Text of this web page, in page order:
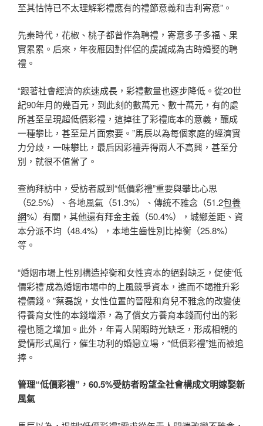
至其怙恃已不太理解彩禮應有的禮節意義和吉利寄意”。
先秦時代，花椒、桃子都曾作為聘禮，寄意多子多福、果
實累累。后來，年夜雁因對伴侶的虔誠成為古時婚娶的聘
禮。
“跟著社會經濟的疾速成長，彩禮數量也逐步降低。從20世
紀90年月的幾百元，到此刻的數萬元、數十萬元，有的處
所甚至呈現超低價彩禮，這掉往了彩禮底本的意義，釀成
一種攀比，甚至是片面索要。”馬辰以為每個家庭的經濟實
力分歧，一味攀比，最后因彩禮弄得兩人不高興，甚至分
別，就很不值當了。
查詢拜訪中，受訪者感到“低價彩禮”重要與攀比心思
（52.5%）、各地風氣（51.3%）、傳統不雅念（51.2包養
網%）有關，其他還有拜金主義（50.4%），城鄉差距、資
本分派不均（48.4%），本地生齒性別比掉衡（25.8%）
等。
“婚姻市場上性別構造掉衡和女性資本的絕對缺乏，促使‘低
價彩禮’成為婚姻市場中的上風競爭資本，進而不竭推升彩
禮價錢。”蔡磊說，女性位置的晉陞和育兒不雅念的改變使
得養育女性的本錢增添，為了償女方養育本錢而付出的彩
禮也隨之增加。此外，年青人閑暇時光缺乏，形成相親的
愛情形式風行，催生功利的婚戀立場，“低價彩禮”進而被追
捧。
管理“低價彩禮”，60.5%受訪者盼望全社會構成文明嫁娶新
風氣